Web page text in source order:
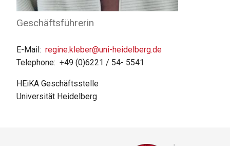
Geschäftsführerin
E-Mail regine.kleber@uni-heidelberg.de
Telephone +49 (0)6221 / 54- 5541
HEiKA Geschäftsstelle
Universität Heidelberg